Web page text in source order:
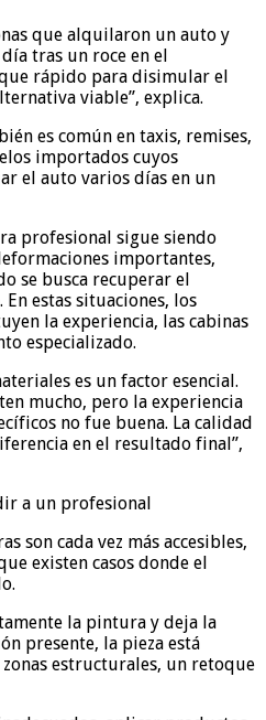
que alquilaron un auto y
tras un roce en el
rápido para disimular el
viable”, explica.
es común en taxis, remises,
importados cuyos
el auto varios días en un
profesional sigue siendo
importantes,
se busca recuperar el
estas situaciones, los
la experiencia, las cabinas
especializado.
es un factor esencial.
mucho, pero la experiencia
no fue buena. La calidad
en el resultado final”,
a un profesional
son cada vez más accesibles,
existen casos donde el
la pintura y deja la
presente, la pieza está
estructurales, un retoque